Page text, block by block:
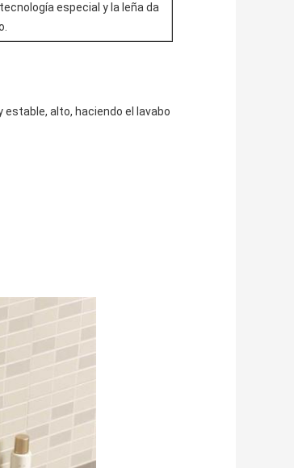
especial y la leña da
alto, haciendo el lavabo